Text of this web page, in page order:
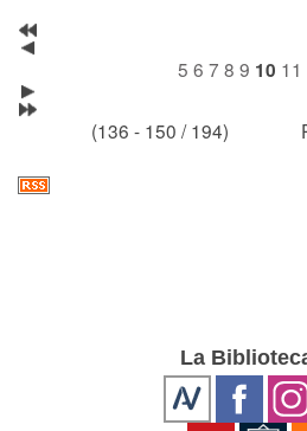
5 6 7 8 9 10 11
(136 - 150 / 194)
La